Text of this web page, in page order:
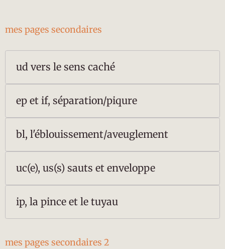
mes pages secondaires
ud vers le sens caché
ep et if, séparation/piqure
bl, l'éblouissement/aveuglement
uc(e), us(s) sauts et enveloppe
ip, la pince et le tuyau
mes pages secondaires 2